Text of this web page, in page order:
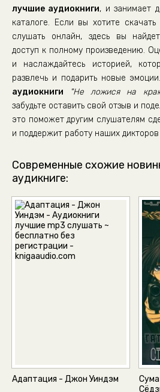
лучшие аудиокниги, и занимает
каталоге. Если вы хотите
слушать онлайн, здесь вы
доступ к полному произведению.
и наслаждайтесь историей,
развлечь и подарить новые
аудиокниги
"Не ложися на
забудьте оставить свой отзыв и
это поможет другим слушателям
и поддержит работу наших
Современные схожие
аудикниге:
Адаптация - Джон Уиндэм